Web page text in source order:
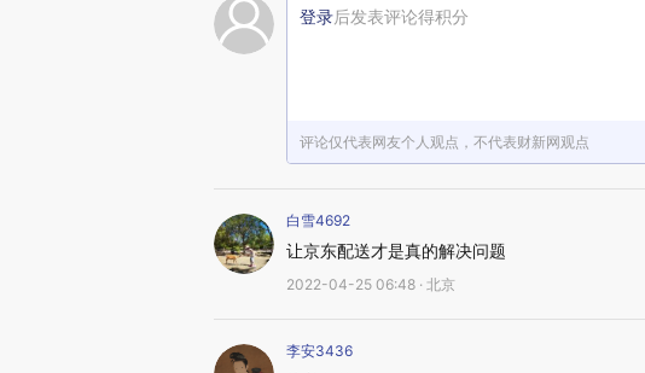
登录后发表评论得积分
评论仅代表网友个人观点，不代表财新网观点
白雪4692
让京东配送才是真的解决问题
2022-04-25 06:48 · 北京
李安3436